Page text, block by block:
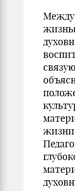
Между
жизни